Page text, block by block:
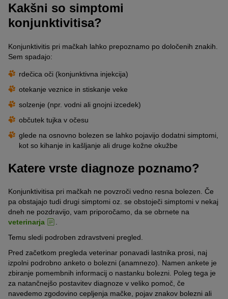
Kakšni so simptomi
konjunktivitisa?
Konjunktivitis pri mačkah lahko prepoznamo po določenih znakih.
Sem spadajo:
rdečica oči (konjunktivna injekcija)
otekanje veznice in stiskanje veke
solzenje (npr. vodni ali gnojni izcedek)
občutek tujka v očesu
glede na osnovno bolezen se lahko pojavijo dodatni simptomi,
kot so kihanje in kašljanje ali druge kožne okužbe
Katere vrste diagnoze poznamo?
Konjunktivitisa pri mačkah ne povzroči vedno resna bolezen. Če
pa obstajajo tudi drugi simptomi oz. se obstoječi simptomi v nekaj
dneh ne pozdravijo, vam priporočamo, da se obrnete na
veterinarja
Temu sledi podroben zdravstveni pregled.
Pred začetkom pregleda veterinar ponavadi lastnika prosi, naj
izpolni podrobno anketo o bolezni (anamnezo). Namen ankete je
zbiranje pomembnih informacij o nastanku bolezni. Poleg tega je
za natančnejšo postavitev diagnoze v veliko pomoč, če
navedemo zgodovino cepljenja mačke, pojav znakov bolezni ali